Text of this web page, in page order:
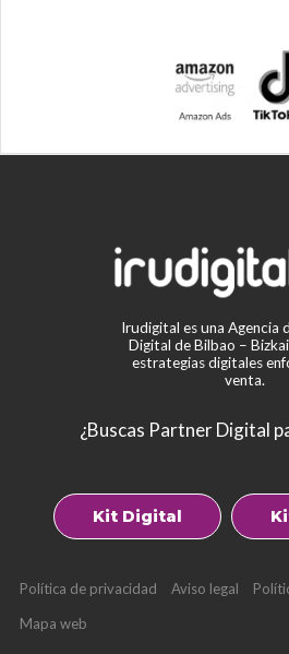
Irudigital es una Agencia
Digital de Bilbao –
estrategias digitales
venta.
¿Buscas Partner Digital
Kit Digital
Política de privacidad Aviso legal
Mapa web